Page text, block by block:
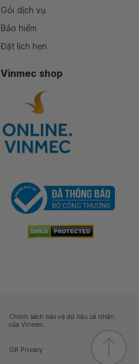
Gói dịch vụ
Bảo hiểm
Đặt lịch hẹn
Vinmec shop
Chính sách bảo vệ dữ liệu cá nhân
của Vinmec
GR Privacy